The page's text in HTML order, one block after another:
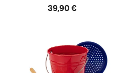
39,90 €